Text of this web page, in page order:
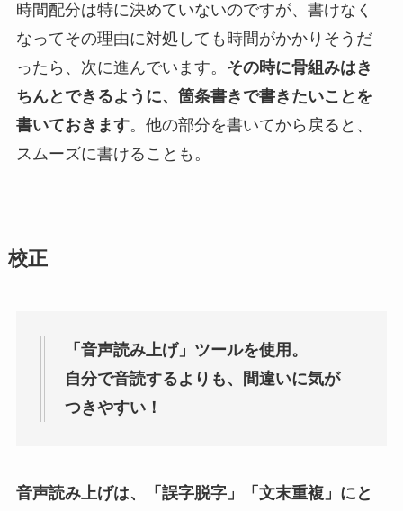
時間配分は特に決めていないのですが、書けなく
なってその理由に対処しても時間がかかりそうだ
ったら、次に進んでいます。 その時に骨組みはき
ちんとできるように、箇条書きで書きたいことを
書いておきます。他の部分を書いてから戻ると、
スムーズに書けることも。
校正
「音声読み上げ」ツールを使用。
自分で音読するよりも、間違いに気が
つきやすい！
音声読み上げは、「誤字脱字」「文末重複」にと